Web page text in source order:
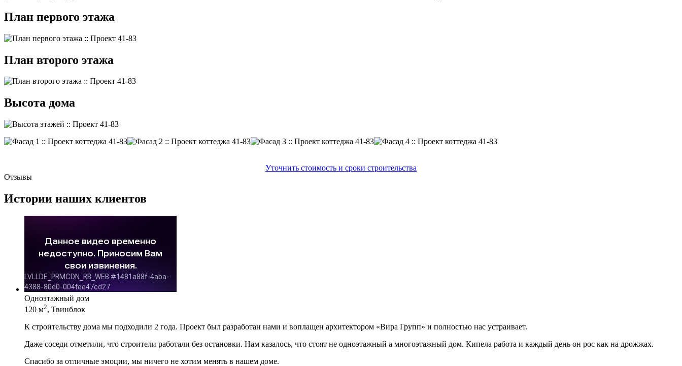
План первого этажа
План второго этажа
Высота дома
Уточнить стоимость и сроки строительства
Отзывы
Истории наших клиентов
Одноэтажный дом
120 м2, Твинблок
К строительству дома мы подходили 2 года. Проект был разработан нами и воплащен архитектором «Вира Групп» и полностью нас устраивает.
Даже соседи отметили, что строители работали без остановки. Нам казалось, что стоят не одноэтажный а многоэтажный дом. Кипела работа и каждый день он рос как на дрожжах.
Спасибо за отличные эмоции, мы ничего не хотим менять в нашем доме.